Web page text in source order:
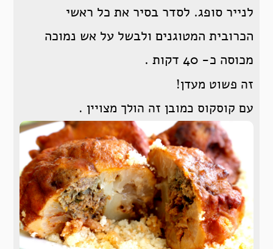
לנייר סופג. לסדר בסיר את כל ראשי
הכרובית המטוגנים ולבשל על אש נמוכה
מכוסה כ- 40 דקות .
זה פשוט מעדן!
עם קוסקוס כמובן זה הולך מצויין .